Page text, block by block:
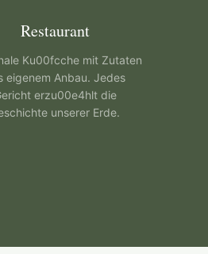
Restaurant
Ku00fcche mit Zutaten
eigenem Anbau. Jedes
erzu00e4hlt die
unserer Erde.